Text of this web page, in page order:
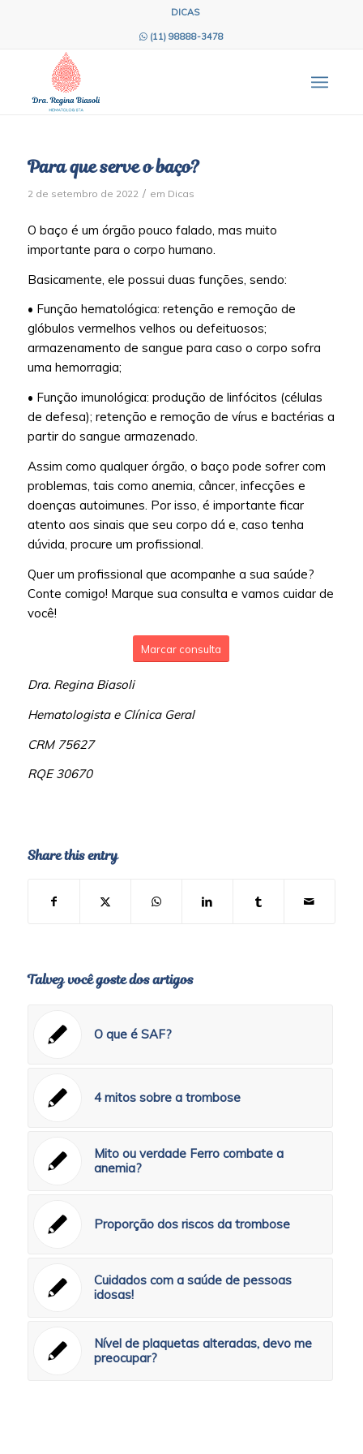
DICAS
(11) 98888-3478
Para que serve o baço?
2 de setembro de 2022 / em Dicas
O baço é um órgão pouco falado, mas muito
importante para o corpo humano.
Basicamente, ele possui duas funções, sendo:
• Função hematológica: retenção e remoção de
glóbulos vermelhos velhos ou defeituosos;
armazenamento de sangue para caso o corpo sofra
uma hemorragia;
• Função imunológica: produção de linfócitos (células
de defesa); retenção e remoção de vírus e bactérias a
partir do sangue armazenado.
Assim como qualquer órgão, o baço pode sofrer com
problemas, tais como anemia, câncer, infecções e
doenças autoimunes. Por isso, é importante ficar
atento aos sinais que seu corpo dá e, caso tenha
dúvida, procure um profissional.
Quer um profissional que acompanhe a sua saúde?
Conte comigo! Marque sua consulta e vamos cuidar de
você!
Marcar consulta
Dra. Regina Biasoli
Hematologista e Clínica Geral
CRM 75627
RQE 30670
Share this entry
Talvez você goste dos artigos
O que é SAF?
4 mitos sobre a trombose
Mito ou verdade Ferro combate a
anemia?
Proporção dos riscos da trombose
Cuidados com a saúde de pessoas
idosas!
Nível de plaquetas alteradas, devo me
preocupar?